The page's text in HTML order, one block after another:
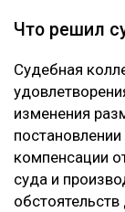
Что решил
Судебная
изменения
компенсации
суда и